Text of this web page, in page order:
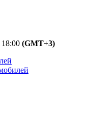
(GMT+3)